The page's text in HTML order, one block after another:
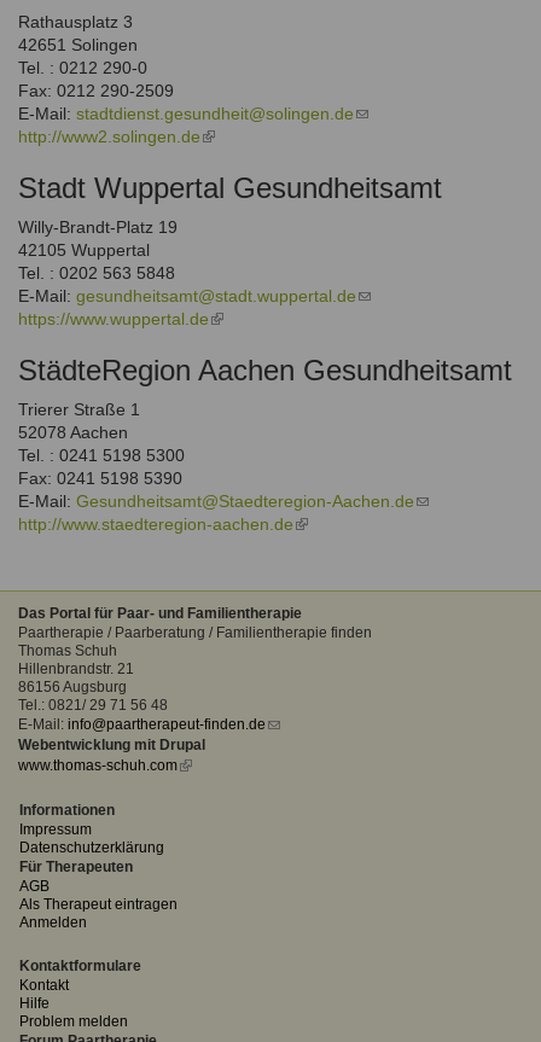
Rathausplatz 3
42651 Solingen
Tel. : 0212 290-0
Fax: 0212 290-2509
E-Mail: stadtdienst.gesundheit@solingen.de(link
mail)
http://www2.solingen.de(link
external)
Stadt Wuppertal Gesundheitsamt
Willy-Brandt-Platz 19
42105 Wuppertal
Tel. : 0202 563 5848
E-Mail: gesundheitsamt@stadt.wuppertal.de(link
mail)
https://www.wuppertal.de(link
external)
StädteRegion Aachen Gesundheitsamt
Trierer Straße 1
52078 Aachen
Tel. : 0241 5198 5300
Fax: 0241 5198 5390
E-Mail: Gesundheitsamt@Staedteregion-Aachen.de(link
http://www.staedteregion-aachen.de(link
Das Portal für Paar- und Familientherapie
Paartherapie / Paarberatung / Familientherapie finden
Thomas Schuh
Hillenbrandstr. 21
86156 Augsburg
Tel.: 0821/ 29 71 56 48
E-Mail: info@paartherapeut-finden.de (link
Webentwicklung mit Drupal
www.thomas-schuh.com(link
Informationen
Impressum
Datenschutzerklärung
Für Therapeuten
AGB
Als Therapeut eintragen
Anmelden
Kontaktformulare
Kontakt
Hilfe
Problem melden